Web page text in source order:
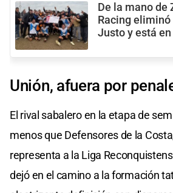
De la mano de
Racing eliminó
Justo y está
Unión, afuera por
El rival sabalero en la etapa de
menos que Defensores de la
representa a la Liga
dejó en el camino a la formación